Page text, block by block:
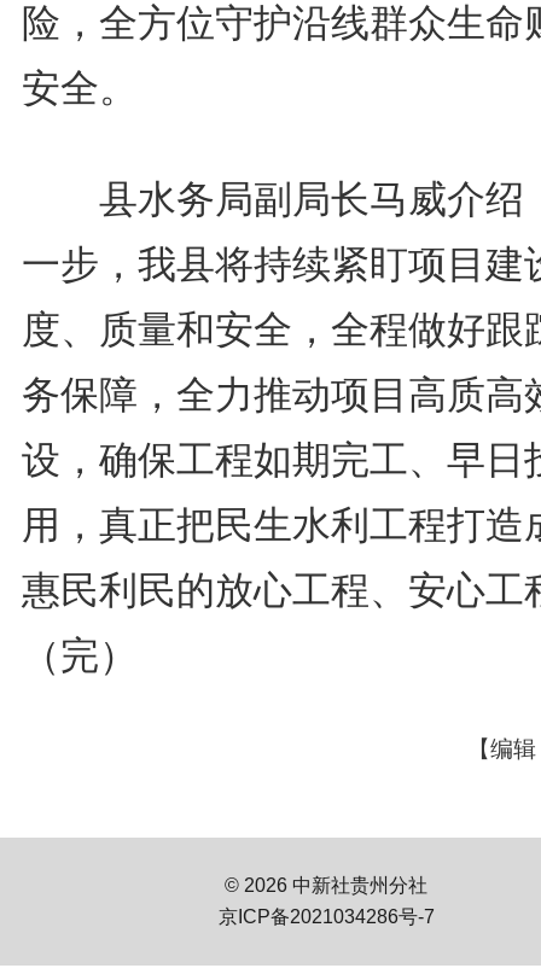
险，全方位守护沿线群众生命
安全。
县水务局副局长马威介绍
一步，我县将持续紧盯项目建
度、质量和安全，全程做好跟
务保障，全力推动项目高质高
设，确保工程如期完工、早日
用，真正把民生水利工程打造
惠民利民的放心工程、安心工
（完）
【编
© 2026 中新社贵州分社
京ICP备2021034286号-7